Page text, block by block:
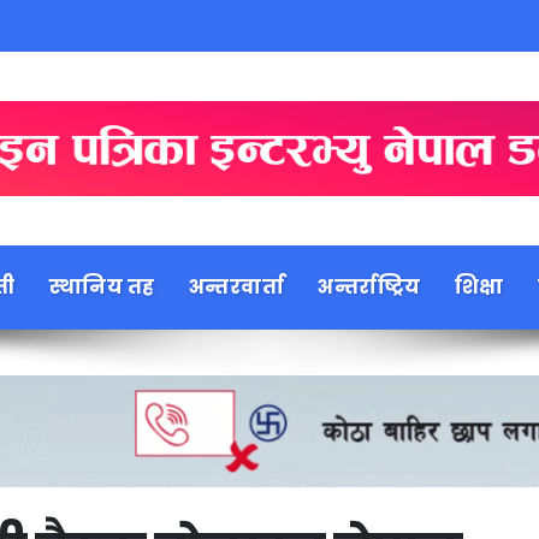
स्थानिय तह अन्तरवार्ता अन्तर्राष्ट्रिय शिक्षा